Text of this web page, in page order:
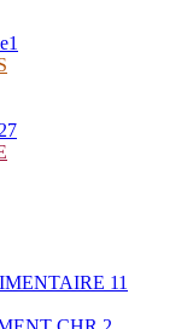
1
27
11